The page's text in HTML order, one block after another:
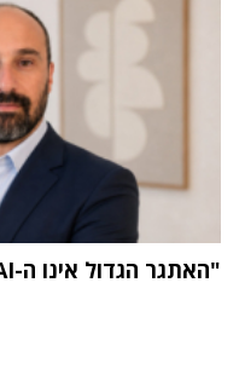
"האתגר הגדול אינו ה-AI אלא הטמעתה בארגון"